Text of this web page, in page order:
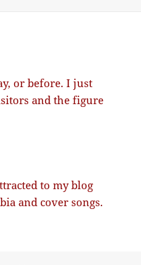
or before. I just
and the figure
to my blog
and cover songs.